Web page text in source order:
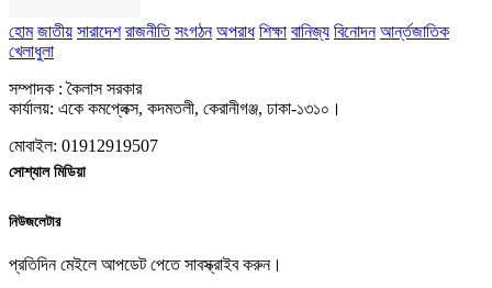
হোম জাতীয় সারাদেশ রাজনীতি সংগঠন অপরাধ শিক্ষা বানিজ্য বিনোদন আর্ন্তজাতিক
খেলাধুলা
সম্পাদক : কৈলাস সরকার
কার্যালয়: একে কমপ্লেক্স, কদমতলী, কেরানীগঞ্জ, ঢাকা-১৩১০।
মোবাইল: 01912919507
সোশ্যাল মিডিয়া
নিউজলেটার
প্রতিদিন মেইলে আপডেট পেতে সাবস্ক্রাইব করুন।